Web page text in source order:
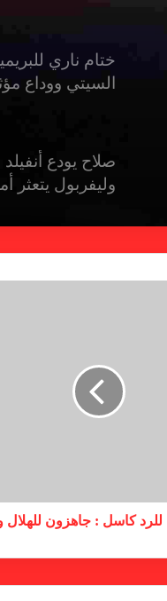
ختام ناري
السيتي ووداع
صلاح يودع
وليفربول يتعثر
ومبابي يخطف
فالنسيا يصعق
في ختام الليجا
آل خليفة:
متقدماً في تنظيم
منتخب فرنسا
كاسل : جاهزون للهلال